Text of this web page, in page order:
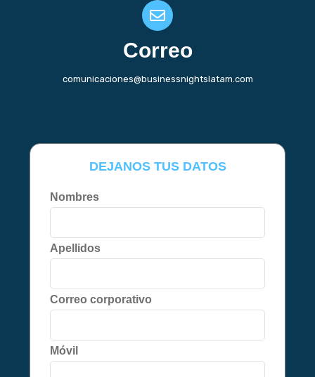
Correo
comunicaciones@businessnightslatam.com
DEJANOS TUS DATOS
Nombres
Apellidos
Correo corporativo
Móvil